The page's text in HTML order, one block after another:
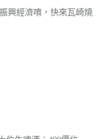
興經濟唷，快來瓦崎燒